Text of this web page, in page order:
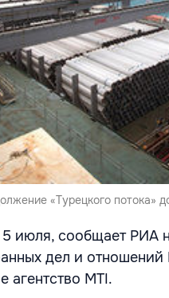
«Турецкого потока»
июля, сообщает РИА
дел и
агентство MTI.